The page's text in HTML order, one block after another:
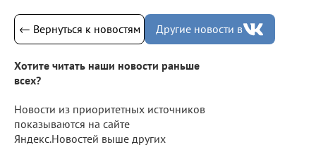
← Вернуться к новостям Другие новости в
Хотите читать наши новости раньше
всех?
Новости из приоритетных источников
показываются на сайте
Яндекс.Новостей выше других